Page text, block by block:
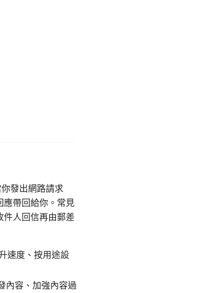
發出網路請求
應帶回給你。常見
件人回信再由郵差
速度、按用途設
內容、加強內容過